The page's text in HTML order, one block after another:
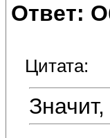
Ответ:
Цитата: